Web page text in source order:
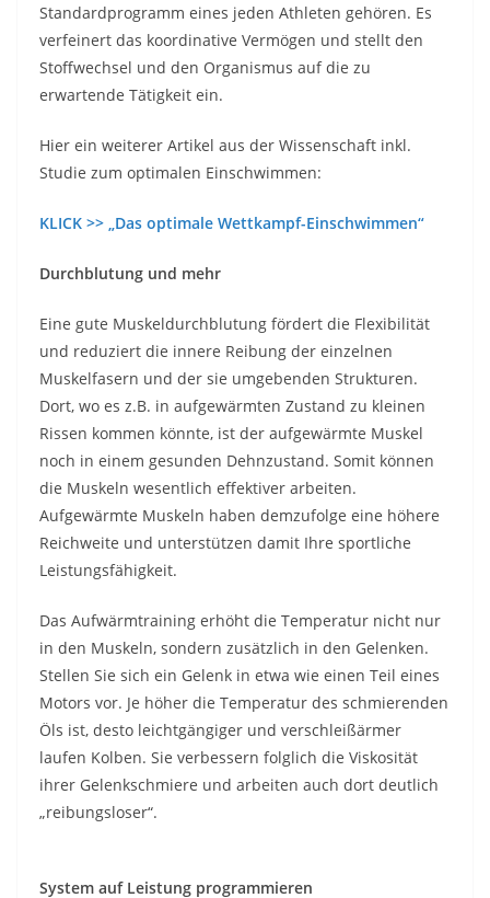
Standardprogramm eines jeden Athleten gehören. Es
verfeinert das koordinative Vermögen und stellt den
Stoffwechsel und den Organismus auf die zu
erwartende Tätigkeit ein.
Hier ein weiterer Artikel aus der Wissenschaft inkl.
Studie zum optimalen Einschwimmen:
KLICK >> „Das optimale Wettkampf-Einschwimmen“
Durchblutung und mehr
Eine gute Muskeldurchblutung fördert die Flexibilität
und reduziert die innere Reibung der einzelnen
Muskelfasern und der sie umgebenden Strukturen.
Dort, wo es z.B. in aufgewärmten Zustand zu kleinen
Rissen kommen könnte, ist der aufgewärmte Muskel
noch in einem gesunden Dehnzustand. Somit können
die Muskeln wesentlich effektiver arbeiten.
Aufgewärmte Muskeln haben demzufolge eine höhere
Reichweite und unterstützen damit Ihre sportliche
Leistungsfähigkeit.
Das Aufwärmtraining erhöht die Temperatur nicht nur
in den Muskeln, sondern zusätzlich in den Gelenken.
Stellen Sie sich ein Gelenk in etwa wie einen Teil eines
Motors vor. Je höher die Temperatur des schmierenden
Öls ist, desto leichtgängiger und verschleißärmer
laufen Kolben. Sie verbessern folglich die Viskosität
ihrer Gelenkschmiere und arbeiten auch dort deutlich
„reibungsloser“.
System auf Leistung programmieren